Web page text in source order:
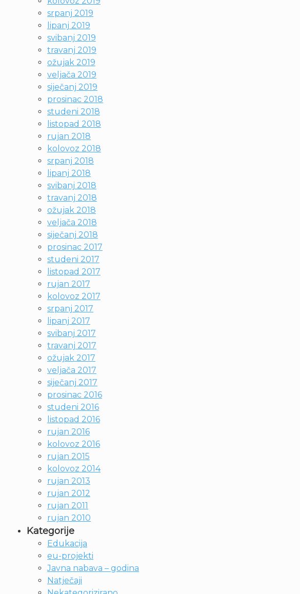
srpanj 2019
lipanj 2019
svibanj 2019
travanj 2019
ožujak 2019
veljača 2019
siječanj 2019
prosinac 2018
studeni 2018
listopad 2018
rujan 2018
kolovoz 2018
srpanj 2018
lipanj 2018
svibanj 2018
travanj 2018
ožujak 2018
veljača 2018
siječanj 2018
prosinac 2017
studeni 2017
listopad 2017
rujan 2017
kolovoz 2017
srpanj 2017
lipanj 2017
svibanj 2017
travanj 2017
ožujak 2017
veljača 2017
siječanj 2017
prosinac 2016
studeni 2016
listopad 2016
rujan 2016
kolovoz 2016
rujan 2015
kolovoz 2014
rujan 2013
rujan 2012
rujan 2011
rujan 2010
Kategorije
Edukacija
eu-projekti
Javna nabava – godina
Natječaji